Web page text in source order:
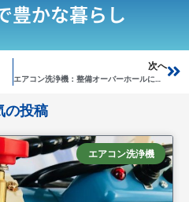
豊かな暮らし
次へ
エアコン洗浄機：整備オーバーホールに迅速対応
の投稿
エアコン洗浄機